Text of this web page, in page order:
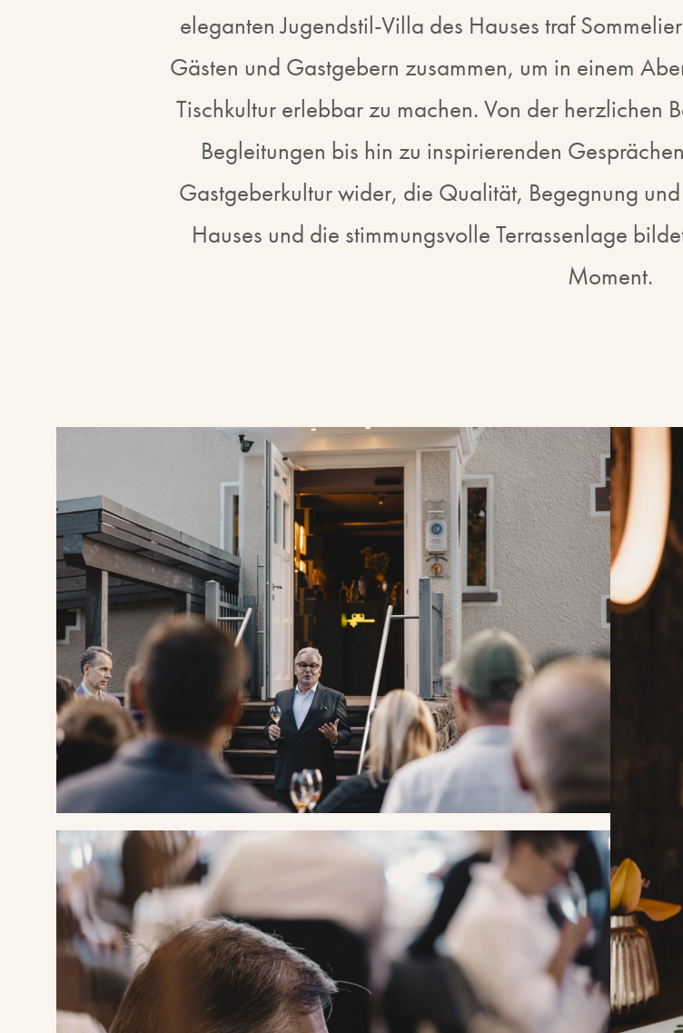
eleganten Jugendstil-Villa des Hauses traf
Gästen und Gastgebern zusammen, um in einem
Tischkultur erlebbar zu machen. Von der herzlichen
Begleitungen bis hin zu inspirierenden
Gastgeberkultur wider, die Qualität, Begegnung
Hauses und die stimmungsvolle Terrassenlage
Moment.